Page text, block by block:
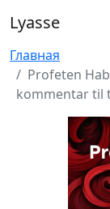
Lyasse
Главная
Profeten
kommentar til